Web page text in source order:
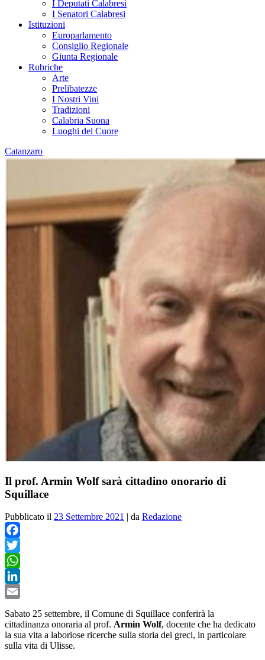
I Deputati Calabresi
I Senatori Calabresi
Istituzioni
Europarlamento
Consiglio Regionale
Giunta Regionale
Rubriche
Arte
Prelibatezze
I Nostri Vini
Tradizioni
Calabria Suona
Luoghi del Cuore
Catanzaro
Il prof. Armin Wolf sarà cittadino onorario di
Squillace
Pubblicato il 23 Settembre 2021 | da Redazione
Facebook
Twitter
WhatsApp
LinkedIn
Sabato 25 settembre, il Comune di Squillace conferirà la
cittadinanza onoraria al prof. Armin Wolf, docente che ha dedicato
la sua vita a laboriose ricerche sulla storia dei greci, in particolare
sulla vita di Ulisse.